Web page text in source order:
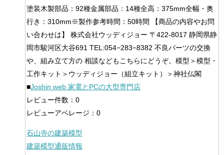
塗装木製部品：92種金属部品：14種全高：375mm全幅・奥
行き：310mm※製作参考時間：50時間 【商品の内容やお問
い合わせは】 株式会社ウッディジョー 〒422-8017 静岡県静
岡市駿河区大谷691 TEL:054−283−8382 不良パーツの交換
や、組み立て方の 相談などもこちらにどうぞ。模型＞模型・
工作キット＞ウッディジョー（組立キット）＞神社仏閣
■Joshin web 家電とPCの大型専門店
レビュー件数：0
レビューアベレージ：0
石山寺の建築模型
建築模型通販情報